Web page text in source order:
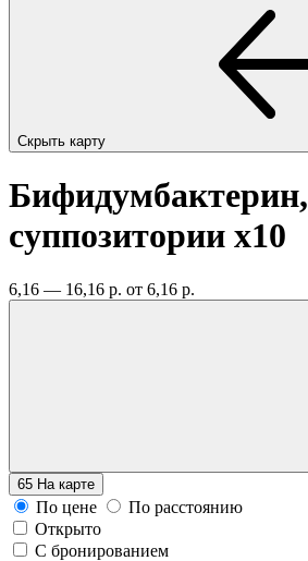
Скрыть карту
Бифидумбактерин,
суппозитории x10
6,16 — 16,16 р. от 6,16 р.
65 На карте
По цене
По расстоянию
Открыто
С бронированием